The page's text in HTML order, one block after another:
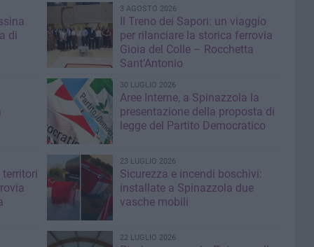
di
3 AGOSTO 2026
Il Treno dei Sapori: un viaggio
per rilanciare la storica ferrovia
Gioia del Colle – Rocchetta
Sant’Antonio
30 LUGLIO 2026
Aree Interne, a Spinazzola la
presentazione della proposta di
legge del Partito Democratico
23 LUGLIO 2026
Sicurezza e incendi boschivi:
installate a Spinazzola due
vasche mobili
22 LUGLIO 2026